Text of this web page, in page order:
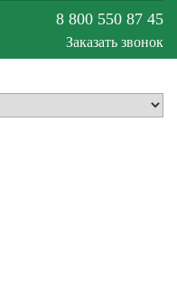
8 800 550 87 45
Заказать звонок